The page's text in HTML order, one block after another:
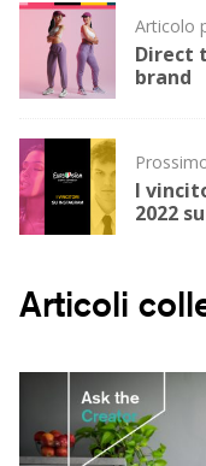
Post
navigation
Articolo
Direct
brand
I
2022
Articoli